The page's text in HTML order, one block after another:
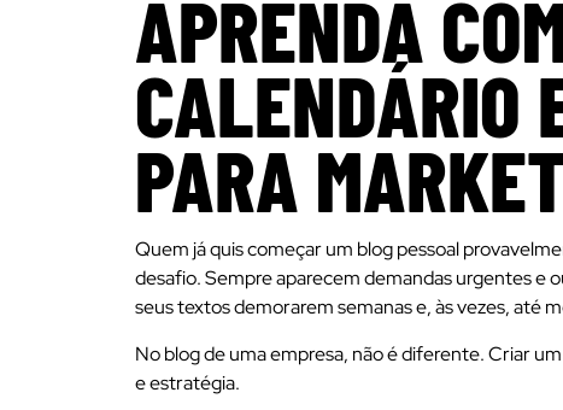
APRENDA
CALENDÁRIO
PARA
Quem já quis começar um blog pessoal
desafio. Sempre aparecem demandas urgentes e
seus textos demorarem semanas e, às vezes, até
No blog de uma empresa, não é diferente. Criar um
e estratégia.